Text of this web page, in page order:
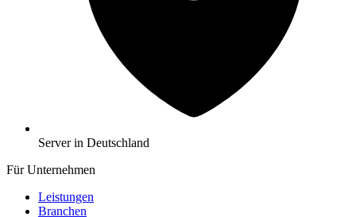
Server in Deutschland
Für Unternehmen
Leistungen
Branchen